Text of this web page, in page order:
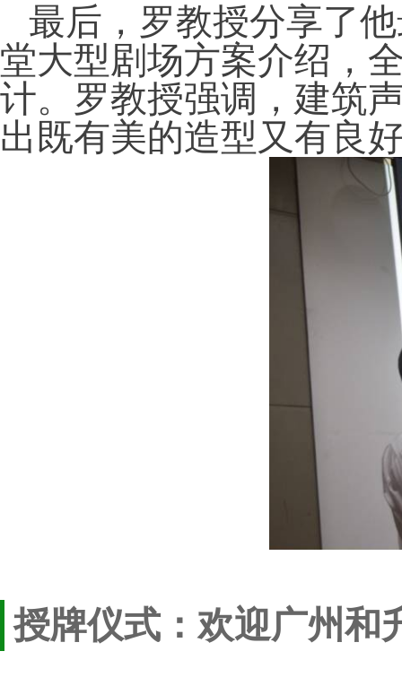
最后，罗教授分享了
堂大型剧场方案介绍，
计。罗教授强调，建筑
出既有美的造型又有良
授牌仪式：欢迎广州和